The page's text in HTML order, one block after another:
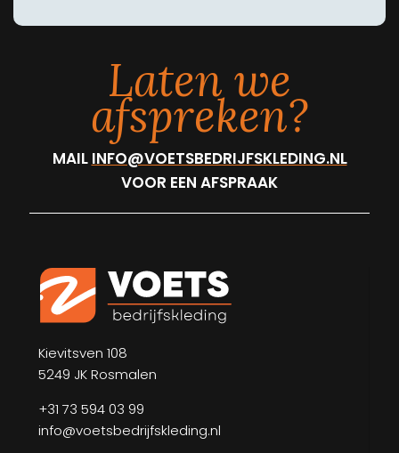
Laten we
afspreken?
MAIL INFO@VOETSBEDRIJFSKLEDING.NL
VOOR EEN AFSPRAAK
Kievitsven 108
5249 JK Rosmalen
+31 73 594 03 99
info@voetsbedrijfskleding.nl